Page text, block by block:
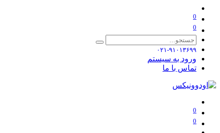
0
0
۰۲۱-۹۱۰۱۳۶۹۹
ورود به سیستم
تماس با ما
0
0